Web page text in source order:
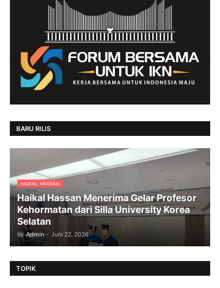
BARU RILIS
HAIKAL HASSAN
Haikal Hassan Menerima Gelar Profesor
Kehormatan dari Silla University Korea
Selatan
by Admin - Juni 22, 2026
TOPIK